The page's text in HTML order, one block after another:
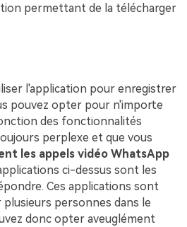
permettant de la télécharger
l'application pour enregistrer
pouvez opter pour n'importe
des fonctionnalités
perplexe et que vous
les appels vidéo WhatsApp
ci-dessus sont les
Ces applications sont
personnes dans le
donc opter aveuglément